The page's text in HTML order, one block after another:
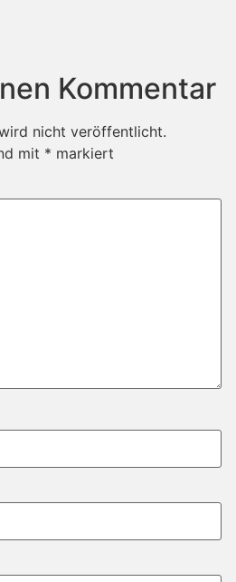
Kommentar
nicht veröffentlicht.
mit * markiert